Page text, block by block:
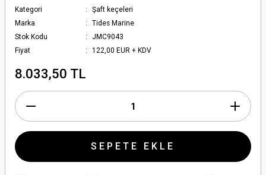
Kategori
Şaft keçeleri
Marka
Tides Marine
Stok Kodu
JMC9043
Fiyat
122,00 EUR + KDV
8.033,50 TL
SEPETE EKLE